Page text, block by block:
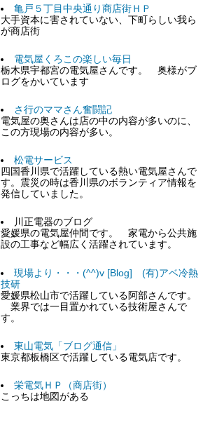
亀戸５丁目中央通り商店街ＨＰ
大手資本に害されていない、下町らしい我ら
が商店街
電気屋くろこの楽しい毎日
栃木県宇都宮の電気屋さんです。 奥様がブ
ログをかいています
さ行のママさん奮闘記
電気屋の奥さんは店の中の内容が多いのに、
この方現場の内容が多い。
松電サービス
四国香川県で活躍している熱い電気屋さんで
す。震災の時は香川県のボランティア情報を
発信していました。
川正電器のブログ
愛媛県の電気屋仲間です。 家電から公共施
設の工事など幅広く活躍されています。
現場より・・・(^^)v [Blog] (有)アベ冷熱
技研
愛媛県松山市で活躍している阿部さんです。
業界では一目置かれている技術屋さんで
す。
東山電気「ブログ通信」
東京都板橋区で活躍している電気店です。
栄電気ＨＰ（商店街）
こっちは地図がある